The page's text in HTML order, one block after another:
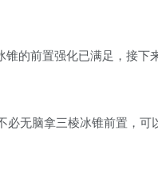
的前置强化已满足，接下
无脑拿三棱冰锥前置，可